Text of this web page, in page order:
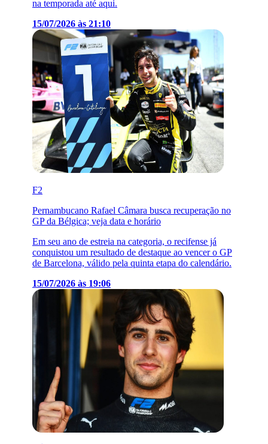
na temporada até aqui.
15/07/2026 às 21:10
F2
Pernambucano Rafael Câmara busca recuperação no
GP da Bélgica; veja data e horário
Em seu ano de estreia na categoria, o recifense já
conquistou um resultado de destaque ao vencer o GP
de Barcelona, válido pela quinta etapa do calendário.
15/07/2026 às 19:06